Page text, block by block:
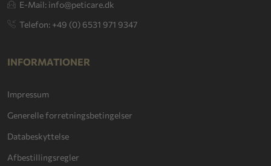
E-Mail: info@peticare.dk
Telefon: +49 (0) 6531 971 9347
INFORMATIONER
Impressum
Generelle forretningsbetingelser
Databeskyttelse
Afbestillingsregler